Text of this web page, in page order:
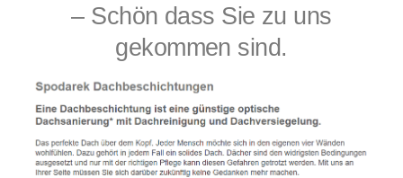
– Schön dass Sie zu uns
gekommen sind.